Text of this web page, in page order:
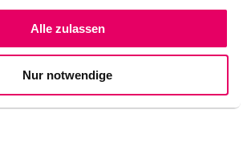
Alle zulassen
Nur notwendige
15
32% 21%